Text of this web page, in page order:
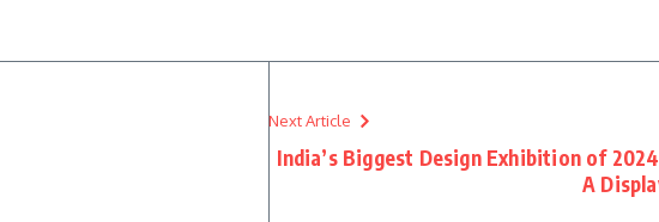
Next Article
India’s Biggest Design Exhibition of
A